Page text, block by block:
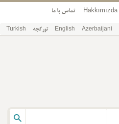
Hakkımızda تماس با ما
Azerbaijani
English تورکجه Turkish